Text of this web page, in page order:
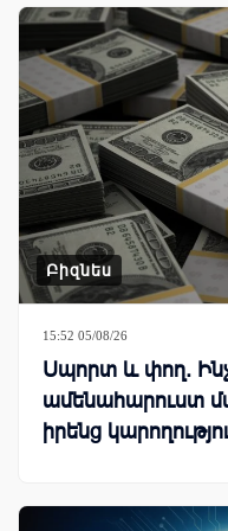
Բիզնես
15:52 05/08/26
Սպորտ և փող.
ամենահարուստ
իրենց